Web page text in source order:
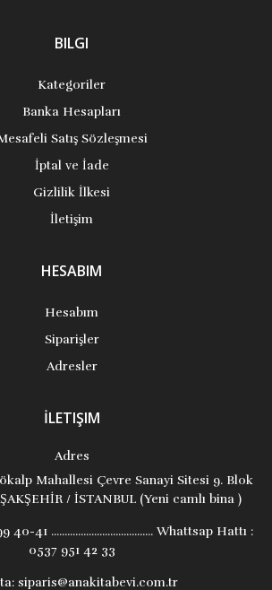
BILGI
Kategoriler
Banka Hesapları
Satış Sözleşmesi
İptal ve İade
Gizlilik İlkesi
İletişim
HESABIM
Hesabım
Siparişler
Adresler
İLETIŞIM
Adres
Mahallesi Çevre Sanayi Sitesi 9. Blok
/ İSTANBUL (Yeni camlı bina )
40-41 ...................................... Whattsap Hattı :
0537 951 42 33
siparis@anakitabevi.com.tr